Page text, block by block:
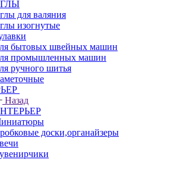
для валяния
изогнутые
бытовых швейных машин
промышленных машин
ручного шитья
Назад
доски,органайзеры